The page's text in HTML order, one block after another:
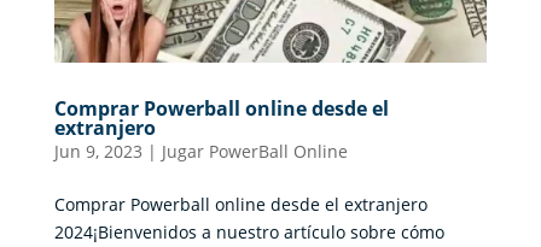
Comprar Powerball online desde el
extranjero
Jun 9, 2023 | Jugar PowerBall Online
Comprar Powerball online desde el extranjero
2024¡Bienvenidos a nuestro artículo sobre cómo